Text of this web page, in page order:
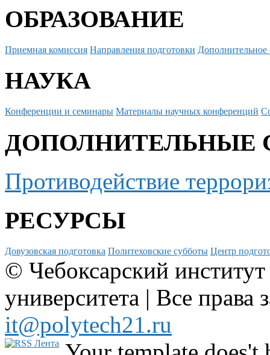
ОБРАЗОВАНИЕ
Приемная комиссия Направления подготовки Дополнительное
НАУКА
Конференции и семинары Материалы научных конференций
ДОПОЛНИТЕЛЬНЫЕ
Противодействие
РЕСУРСЫ
Довузовская подготовка Политеховские субботы Центр
© Чебоксарский
университета | Все
it@polytech21.ru